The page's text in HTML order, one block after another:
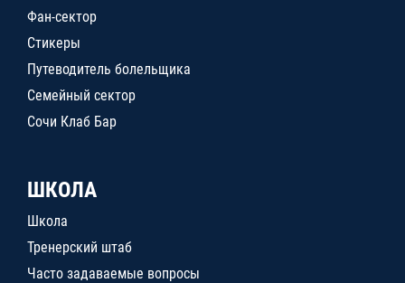
Фан-сектор
Стикеры
Путеводитель болельщика
Семейный сектор
Сочи Клаб Бар
ШКОЛА
Школа
Тренерский штаб
Часто задаваемые вопросы